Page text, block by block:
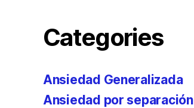
Categories
Ansiedad Generalizada
Ansiedad por separación